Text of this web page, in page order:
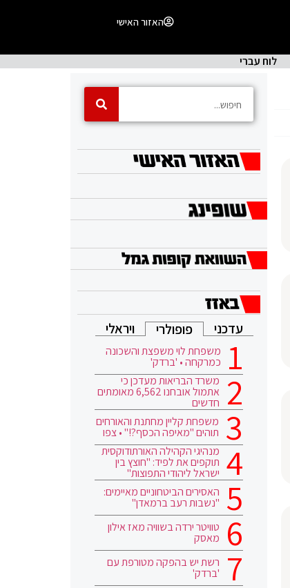
האזור האישי
לוח עברי
עדכני פופולרי ויראלי
משפחת לוי משפצת והשכונה
כמרקחה • 'ברדק'
משרד הבריאות מעדכן כי
אתמול אובחנו 6,562 מאומתים
חדשים
משפחת קליין מחתנת והאורחים
תוהים "מאיפה הכסף?!" • צפו
מנהיגי הקהילה האורתודוקסית
תוקפים את לפיד: "חוצץ בין
ישראל ליהודי התפוצות"
האסירים הביטחוניים מאיימים:
"נשבות רעב ברמאדן"
טוויטר ירדה בשוויה מאז אילון
מאסק
רשת יש בהפקה מטורפת עם
'ברדק'